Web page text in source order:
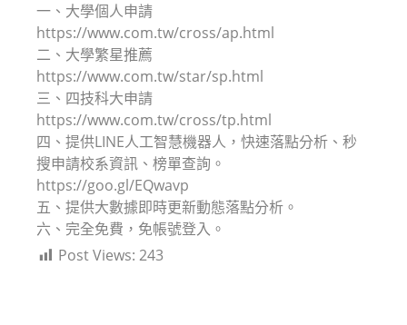
一、大學個人申請
https://www.com.tw/cross/ap.html
二、大學繁星推薦
https://www.com.tw/star/sp.html
三、四技科大申請
https://www.com.tw/cross/tp.html
四、提供LINE人工智慧機器人，快速落點分析、秒
搜申請校系資訊、榜單查詢。
https://goo.gl/EQwavp
五、提供大數據即時更新動態落點分析。
六、完全免費，免帳號登入。
Post Views: 243